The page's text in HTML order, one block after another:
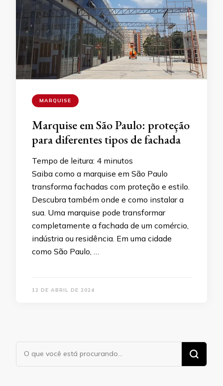
MARQUISE
Marquise em São Paulo: proteção
para diferentes tipos de fachada
Tempo de leitura: 4 minutos
Saiba como a marquise em São Paulo
transforma fachadas com proteção e estilo.
Descubra também onde e como instalar a
sua. Uma marquise pode transformar
completamente a fachada de um comércio,
indústria ou residência. Em uma cidade
como São Paulo, …
12 DE ABRIL DE 2024
Procurando
algo?